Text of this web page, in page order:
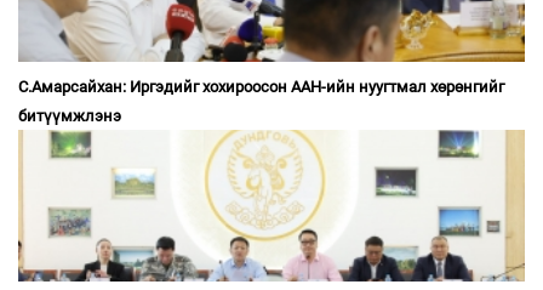
С.Амарсайхан: Иргэдийг хохироосон ААН-ийн нуугтмал хөрөнгийг
битүүмжлэнэ